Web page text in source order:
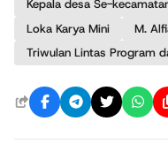
Kepala desa Se-
Loka Karya Mini
M.
Triwulan Lintas Program